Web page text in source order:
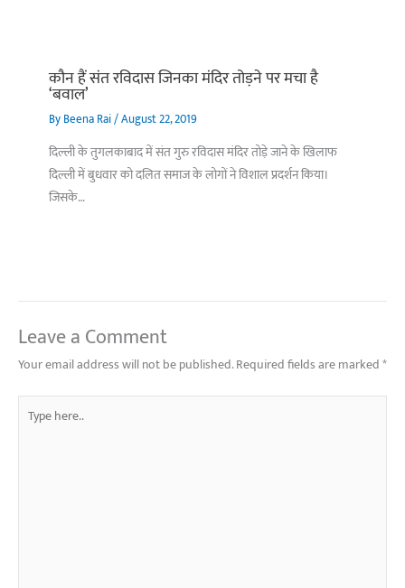
कौन हैं संत रविदास जिनका मंदिर तोड़ने पर मचा है
‘बवाल’
ByBeena Rai/August 22, 2019
दिल्ली के तुगलकाबाद में संत गुरु रविदास मंदिर तोड़े जाने के खिलाफ
दिल्ली में बुधवार को दलित समाज के लोगों ने विशाल प्रदर्शन किया।
जिसके…
Leave a Comment
Your email address will not be published.Required fields are marked*
here..